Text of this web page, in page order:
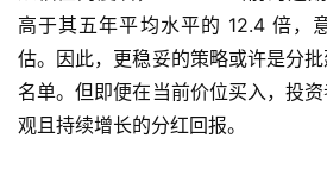
高于其五年平均水平的 12.4 倍，
估。因此，更稳妥的策略或许是分
名单。但即便在当前价位买入，投
观且持续增长的分红回报。